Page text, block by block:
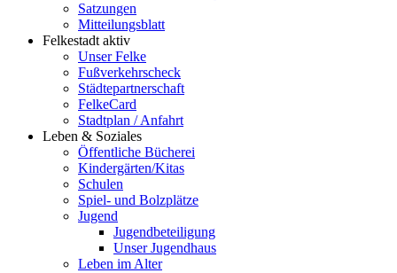
Satzungen
Mitteilungsblatt
Felkestadt aktiv
Unser Felke
Fußverkehrscheck
Städtepartnerschaft
FelkeCard
Stadtplan / Anfahrt
Leben & Soziales
Öffentliche Bücherei
Kindergärten/Kitas
Schulen
Spiel- und Bolzplätze
Jugend
Jugendbeteiligung
Unser Jugendhaus
Leben im Alter